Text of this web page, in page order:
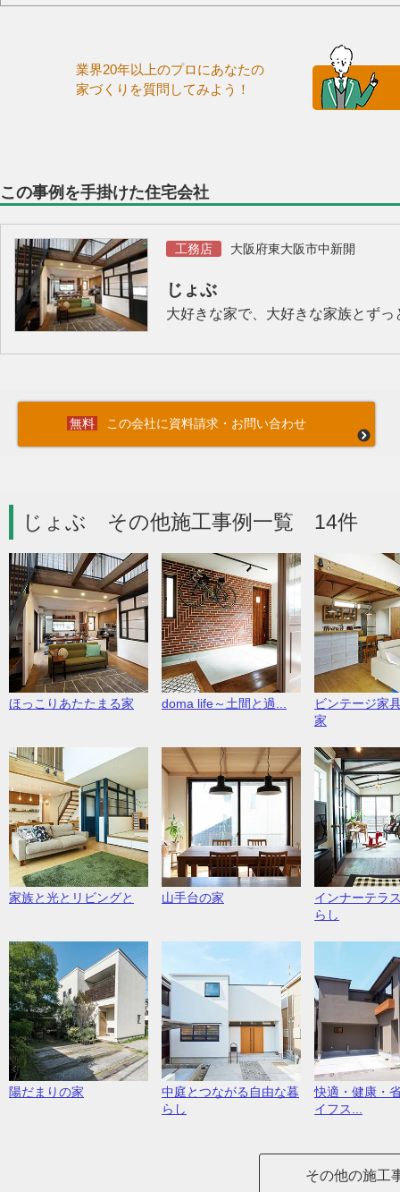
業界20年以上のプロにあなたの
家づくりを質問してみよう！
この事例を手掛けた住宅会社
工務店 大阪府東大阪市中新開
じょぶ
大好きな家で、大好きな家族とず
この会社に資料請求・お問い合わせ
じょぶ その他施工事例一覧 14件
ほっこりあたたまる家 doma life～土間と過...
ビンテージ家
家
家族と光とリビングと 山手台の家
インナーテラ
らし
陽だまりの家
中庭とつながる自由な暮
らし
快適・健康・
イフス...
その他の施工